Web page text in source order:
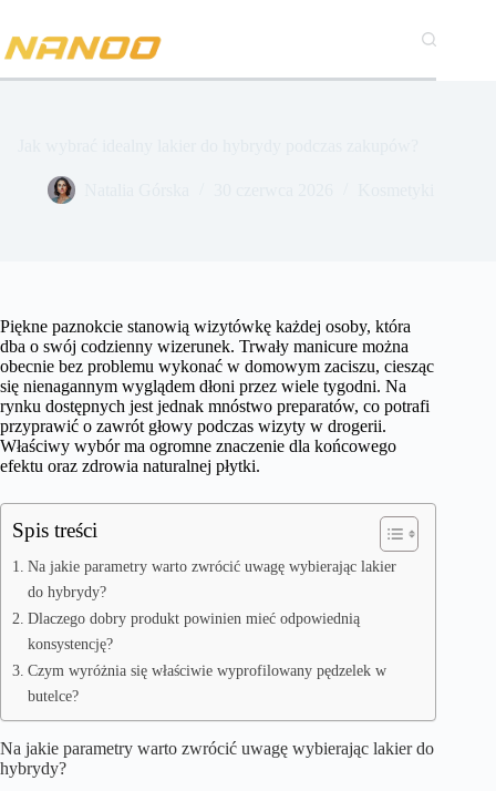
treści
Piękne paznokcie stanowią wizytówkę każdej osoby, która
dba o swój codzienny wizerunek. Trwały manicure można
obecnie bez problemu wykonać w domowym zaciszu, ciesząc
się nienagannym wyglądem dłoni przez wiele tygodni. Na
rynku dostępnych jest jednak mnóstwo preparatów, co potrafi
przyprawić o zawrót głowy podczas wizyty w drogerii.
Właściwy wybór ma ogromne znaczenie dla końcowego
efektu oraz zdrowia naturalnej płytki.
Spis treści
Na jakie parametry warto zwrócić uwagę wybierając lakier
do hybrydy?
Dlaczego dobry produkt powinien mieć odpowiednią
konsystencję?
Czym wyróżnia się właściwie wyprofilowany pędzelek w
butelce?
Na jakie parametry warto zwrócić uwagę wybierając lakier do
hybrydy?